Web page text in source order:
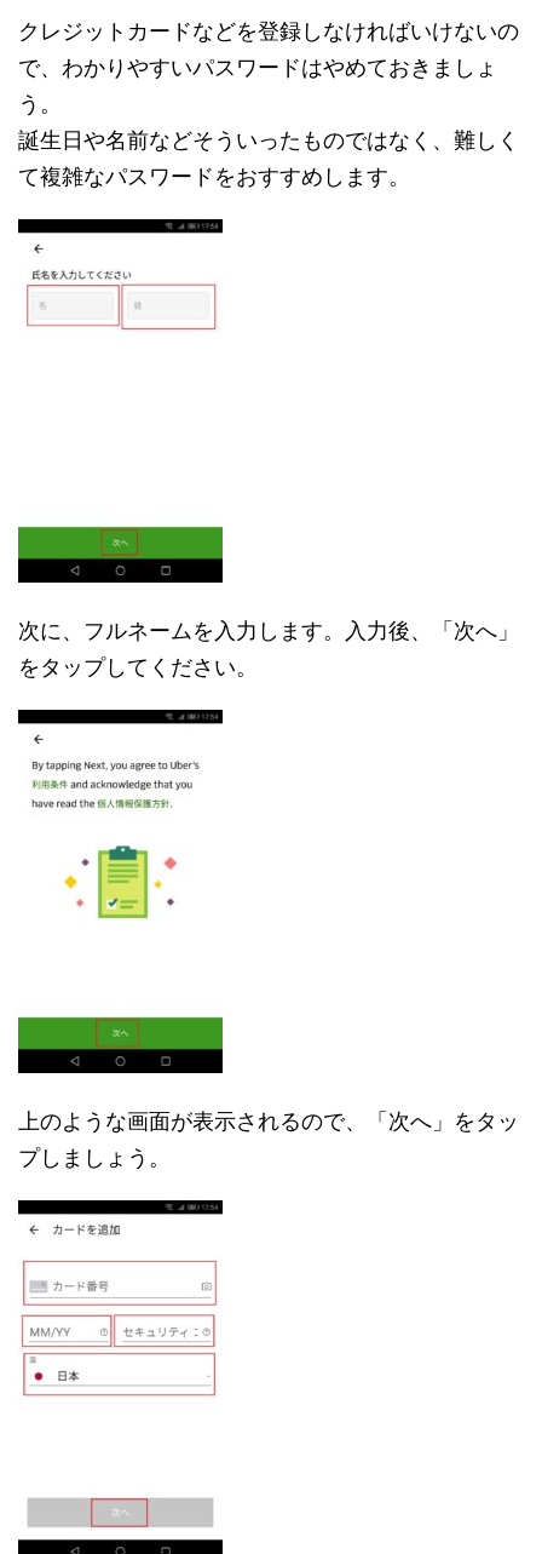
クレジットカードなどを登録しなければいけないの
で、わかりやすいパスワードはやめておきましょ
う。
誕生日や名前などそういったものではなく、難しく
て複雑なパスワードをおすすめします。
次に、フルネームを入力します。入力後、「次へ」
をタップしてください。
上のような画面が表示されるので、「次へ」をタッ
プしましょう。